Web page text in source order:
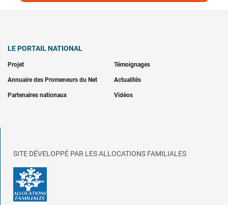
LE PORTAIL NATIONAL
Projet Témoignages
Annuaire des Promeneurs du Net Actualités
Partenaires nationaux Vidéos
SITE DÉVELOPPÉ PAR LES ALLOCATIONS FAMILIALES